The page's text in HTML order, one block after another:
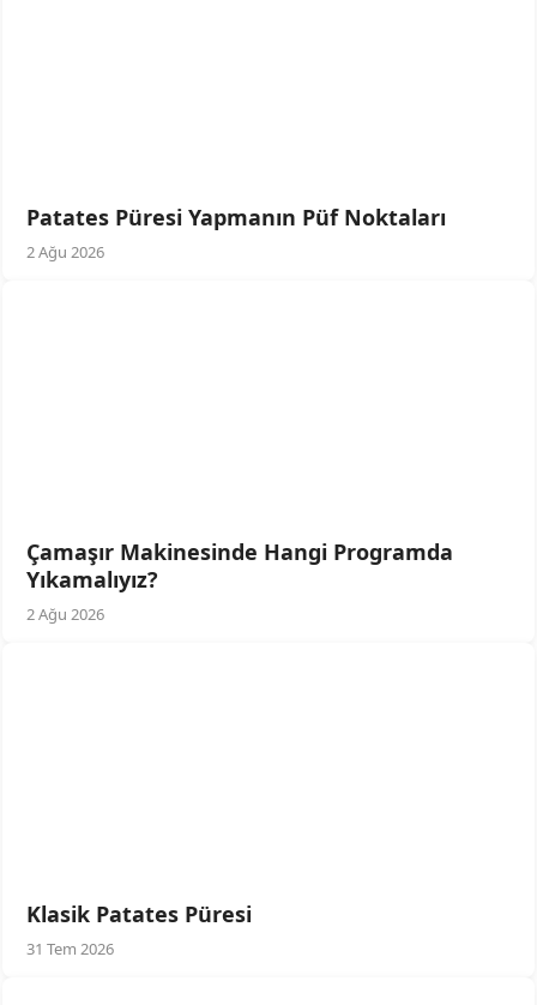
Patates Püresi Yapmanın Püf Noktaları
2 Ağu 2026
Çamaşır Makinesinde Hangi Programda
Yıkamalıyız?
2 Ağu 2026
Klasik Patates Püresi
31 Tem 2026